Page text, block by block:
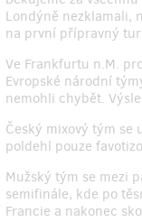
Londýně nezklamali,
na první přípravný
Ve Frankfurtu n.M.
Evropské národní
nemohli chybět.
Český mixový tým se
poldehl pouze
Mužský tým se mezi
semifinále, kde po
Francie a nakonec